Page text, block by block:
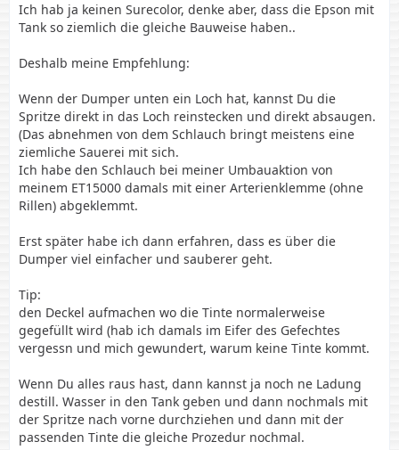
Ich hab ja keinen Surecolor, denke aber, dass die Epson mit
Tank so ziemlich die gleiche Bauweise haben..
Deshalb meine Empfehlung:
Wenn der Dumper unten ein Loch hat, kannst Du die
Spritze direkt in das Loch reinstecken und direkt absaugen.
(Das abnehmen von dem Schlauch bringt meistens eine
ziemliche Sauerei mit sich.
Ich habe den Schlauch bei meiner Umbauaktion von
meinem ET15000 damals mit einer Arterienklemme (ohne
Rillen) abgeklemmt.
Erst später habe ich dann erfahren, dass es über die
Dumper viel einfacher und sauberer geht.
Tip:
den Deckel aufmachen wo die Tinte normalerweise
gegefüllt wird (hab ich damals im Eifer des Gefechtes
vergessn und mich gewundert, warum keine Tinte kommt.
Wenn Du alles raus hast, dann kannst ja noch ne Ladung
destill. Wasser in den Tank geben und dann nochmals mit
der Spritze nach vorne durchziehen und dann mit der
passenden Tinte die gleiche Prozedur nochmal.